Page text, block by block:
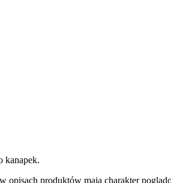
kanapek.
opisach produktów mają charakter